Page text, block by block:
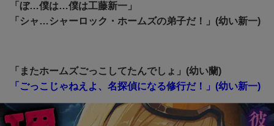
「ぼ…僕は…僕は工藤新一」
「シャ…シャーロック・ホームズの弟子だ！」(幼い新一)
「またホームズごっこしてたんでしょ」(幼い蘭)
「ごっこじゃねえよ、名探偵になる修行だ！」(幼い新一)